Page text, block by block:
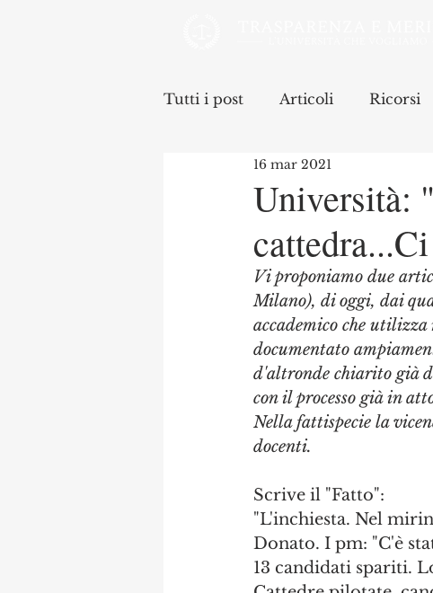
Tutti i post Articoli Ricorsi
Università:
16 mar 2021
Vi proponiamo due
Milano), di oggi, dai
accademico che
documentato
d'altronde chiarito già
con il processo già in
Nella fattispecie la
docenti.
Scrive il "Fatto":
"L'inchiesta. Nel
Donato. I pm: "C'è
13 candidati spariti.